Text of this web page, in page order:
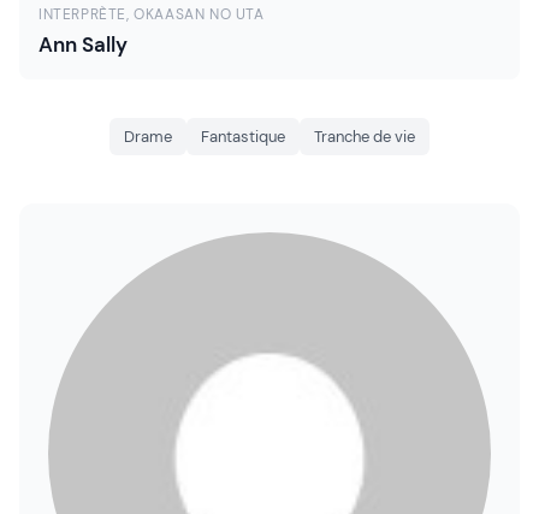
INTERPRÈTE, OKAASAN NO UTA
Ann Sally
Drame Fantastique Tranche de vie